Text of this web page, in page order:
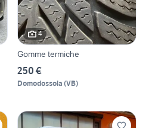
4
Gomme termiche
250 €
Domodossola (VB)